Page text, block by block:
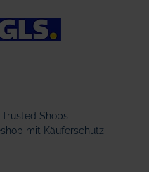
Shops
mit Käuferschutz